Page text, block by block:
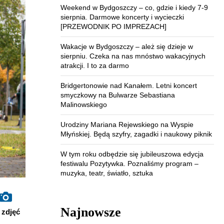
zdjęć
Weekend w Bydgoszczy – co, gdzie i kiedy 7-9
sierpnia. Darmowe koncerty i wycieczki
[PRZEWODNIK PO IMPREZACH]
Wakacje w Bydgoszczy – ależ się dzieje w
sierpniu. Czeka na nas mnóstwo wakacyjnych
atrakcji. I to za darmo
Bridgertonowie nad Kanałem. Letni koncert
smyczkowy na Bulwarze Sebastiana
Malinowskiego
Urodziny Mariana Rejewskiego na Wyspie
Młyńskiej. Będą szyfry, zagadki i naukowy piknik
W tym roku odbędzie się jubileuszowa edycja
festiwalu Pozytywka. Poznaliśmy program –
muzyka, teatr, światło, sztuka
Najnowsze